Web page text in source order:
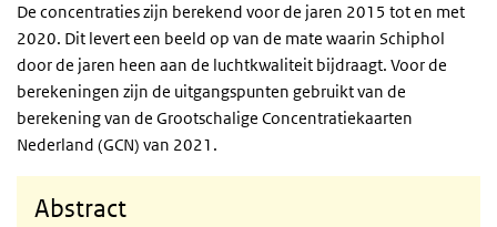
De concentraties zijn berekend voor de jaren 2015 tot en met
2020. Dit levert een beeld op van de mate waarin Schiphol
door de jaren heen aan de luchtkwaliteit bijdraagt. Voor de
berekeningen zijn de uitgangspunten gebruikt van de
berekening van de Grootschalige Concentratiekaarten
Nederland (GCN) van 2021.
Abstract